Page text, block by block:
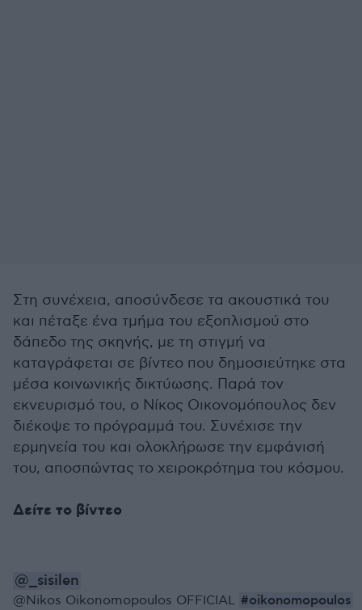
Στη συνέχεια, αποσύνδεσε τα ακουστικά του
και πέταξε ένα τμήμα του εξοπλισμού στο
δάπεδο της σκηνής, με τη στιγμή να
καταγράφεται σε βίντεο που δημοσιεύτηκε στα
μέσα κοινωνικής δικτύωσης. Παρά τον
εκνευρισμό του, ο Νίκος Οικονομόπουλος δεν
διέκοψε το πρόγραμμά του. Συνέχισε την
ερμηνεία του και ολοκλήρωσε την εμφάνισή
του, αποσπώντας το χειροκρότημα του κόσμου.
Δείτε το βίντεο
@_sisilen
@Nikos Oikonomopoulos OFFICIAL #oikonomopoulos